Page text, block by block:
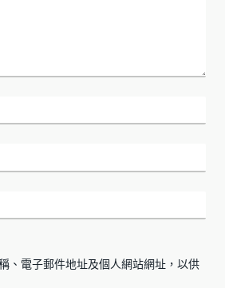
、電子郵件地址及個人網站網址，以供